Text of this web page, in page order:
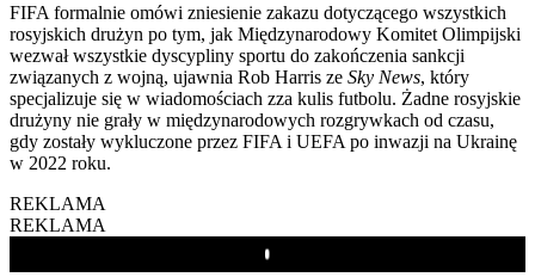
FIFA formalnie omówi zniesienie zakazu dotyczącego wszystkich
rosyjskich drużyn po tym, jak Międzynarodowy Komitet Olimpijski
wezwał wszystkie dyscypliny sportu do zakończenia sankcji
związanych z wojną, ujawnia Rob Harris ze Sky News, który
specjalizuje się w wiadomościach zza kulis futbolu. Żadne rosyjskie
drużyny nie grały w międzynarodowych rozgrywkach od czasu,
gdy zostały wykluczone przez FIFA i UEFA po inwazji na Ukrainę
w 2022 roku.
REKLAMA
REKLAMA
Play